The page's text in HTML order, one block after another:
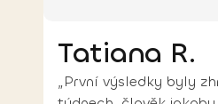
Tatiana R.
„První výsledky byly